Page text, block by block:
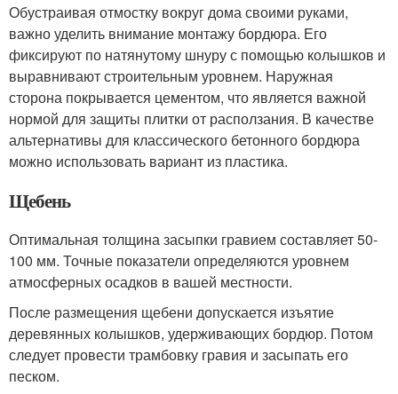
Обустраивая отмостку вокруг дома своими руками,
важно уделить внимание монтажу бордюра. Его
фиксируют по натянутому шнуру с помощью колышков и
выравнивают строительным уровнем. Наружная
сторона покрывается цементом, что является важной
нормой для защиты плитки от расползания. В качестве
альтернативы для классического бетонного бордюра
можно использовать вариант из пластика.
Щебень
Оптимальная толщина засыпки гравием составляет 50-
100 мм. Точные показатели определяются уровнем
атмосферных осадков в вашей местности.
После размещения щебени допускается изъятие
деревянных колышков, удерживающих бордюр. Потом
следует провести трамбовку гравия и засыпать его
песком.